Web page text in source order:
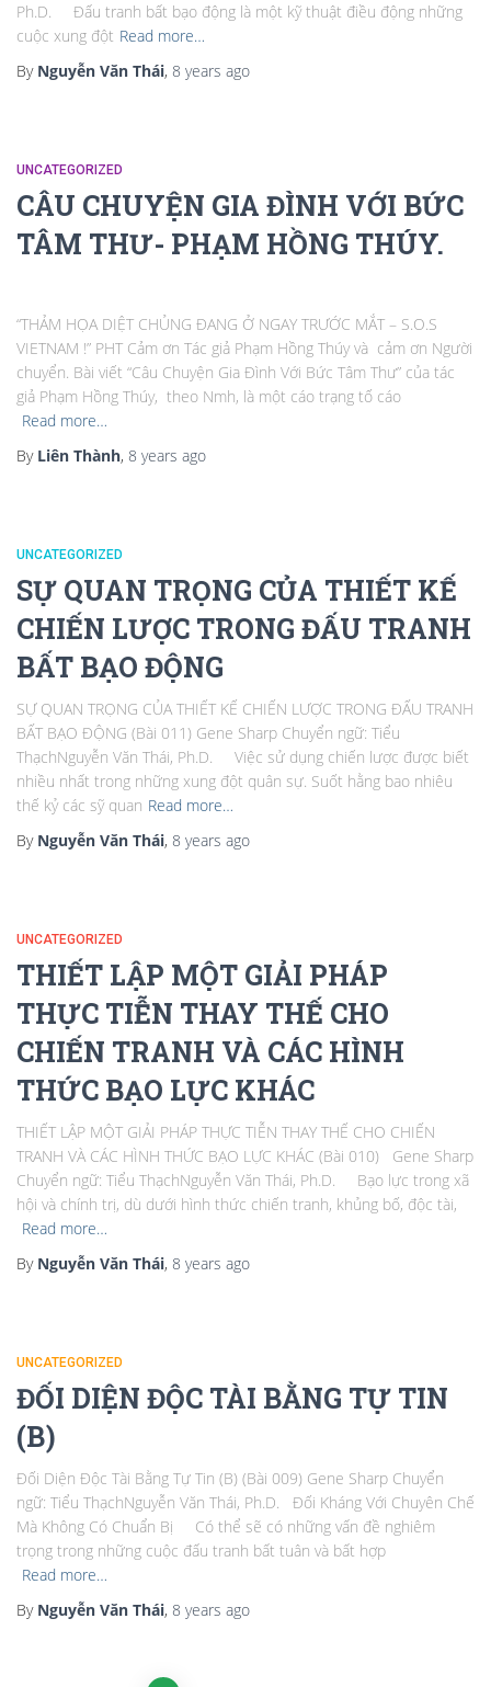
Ph.D. Đấu tranh bất bạo động là một kỹ thuật điều động những
cuộc xung đột Read more…
By Nguyễn Văn Thái, 8 years ago
UNCATEGORIZED
CÂU CHUYỆN GIA ĐÌNH VỚI BỨC
TÂM THƯ- PHẠM HỒNG THÚY.
“THẢM HỌA DIỆT CHỦNG ĐANG Ở NGAY TRƯỚC MẮT – S.O.S
VIETNAM !” PHT Cảm ơn Tác giả Phạm Hồng Thúy và cảm ơn Người
chuyển. Bài viết “Câu Chuyện Gia Đình Với Bức Tâm Thư” của tác
giả Phạm Hồng Thúy, theo Nmh, là một cáo trạng tố cáo
Read more…
By Liên Thành, 8 years ago
UNCATEGORIZED
SỰ QUAN TRỌNG CỦA THIẾT KẾ
CHIẾN LƯỢC TRONG ĐẤU TRANH
BẤT BẠO ĐỘNG
SỰ QUAN TRỌNG CỦA THIẾT KẾ CHIẾN LƯỢC TRONG ĐẤU TRANH
BẤT BẠO ĐỘNG (Bài 011) Gene Sharp Chuyển ngữ: Tiểu
ThạchNguyễn Văn Thái, Ph.D. Việc sử dụng chiến lược được biết
nhiều nhất trong những xung đột quân sự. Suốt hằng bao nhiêu
thế kỷ các sỹ quan Read more…
By Nguyễn Văn Thái, 8 years ago
UNCATEGORIZED
THIẾT LẬP MỘT GIẢI PHÁP
THỰC TIỄN THAY THẾ CHO
CHIẾN TRANH VÀ CÁC HÌNH
THỨC BẠO LỰC KHÁC
THIẾT LẬP MỘT GIẢI PHÁP THỰC TIỄN THAY THẾ CHO CHIẾN
TRANH VÀ CÁC HÌNH THỨC BẠO LỰC KHÁC (Bài 010) Gene Sharp
Chuyển ngữ: Tiểu ThạchNguyễn Văn Thái, Ph.D. Bạo lực trong xã
hội và chính trị, dù dưới hình thức chiến tranh, khủng bố, độc tài,
Read more…
By Nguyễn Văn Thái, 8 years ago
UNCATEGORIZED
ĐỐI DIỆN ĐỘC TÀI BẰNG TỰ TIN
(B)
Đối Diện Độc Tài Bằng Tự Tin (B) (Bài 009) Gene Sharp Chuyển
ngữ: Tiểu ThạchNguyễn Văn Thái, Ph.D. Đối Kháng Với Chuyên Chế
Mà Không Có Chuẩn Bị Có thể sẽ có những vấn đề nghiêm
trọng trong những cuộc đấu tranh bất tuân và bất hợp
Read more…
By Nguyễn Văn Thái, 8 years ago